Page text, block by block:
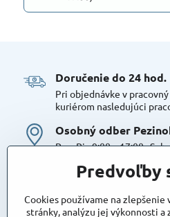
Doručenie do 24 hod​.
Pri objednávke v
kuriérom nasledujúci
Osobný odber
Po – Pia 9:00 – 17:00 ,
bezplatné parkovanie,
dokúpiť tovar na mieste.
Tovar na sklade:
Predvoľby
Cookies používame na
stránky, analýzu jej výkonnosti